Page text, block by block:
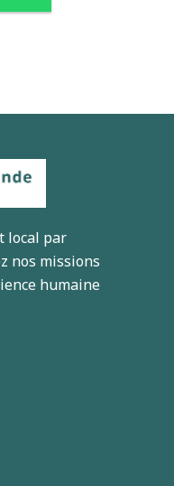
local par
nos missions
humaine